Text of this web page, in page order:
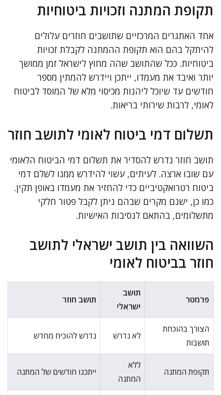
תקופת המתנה וזכויות ביטוחיות
אחד האתגרים המרכזיים שתושבים חוזרים עלולים
להיתקל בהם הוא תקופת ההמתנה לקבלת זכויות
ביטוחיות. ככל שהתושב שהה מחוץ לישראל זמן ממושך
יותר ואיבד את מעמדו, ייתכן ויידרש להמתין מספר
חודשים עד שיוכל ליהנות מכיסוי מלא של המוסד לביטוח
לאומי, לרבות שירותי בריאות.
תשלום דמי ביטוח לאומי לתושב חוזר
תושב חוזר נדרש להסדיר את תשלום דמי הביטוח הלאומי
עם שובו ארצה. לעיתים, עשוי להידרש ממנו לשלם דמי
ביטוח רטרואקטיביים כדי להחזיר את מעמדו באופן תקין.
כמו כן, ישנם מקרים שבהם ניתן לקבל פטור חלקי
מתשלומים, בהתאם לנסיבות האישיות.
השוואה בין תושב ישראלי לתושב
חוזר בביטוח לאומי
פרמטר
תושב
ישראלי
תושב חוזר
הצורך בהוכחת
תושבות
לא נדרש נדרש להוכיח מחדש
תקופת המתנה
ללא
המתנה
ייתכנו חודשים של המתנה